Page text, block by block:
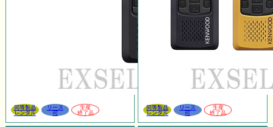
同等製品
レンタル
リース
可
生産
終了品
同等製品
レンタル
リース
可
生産
終了品